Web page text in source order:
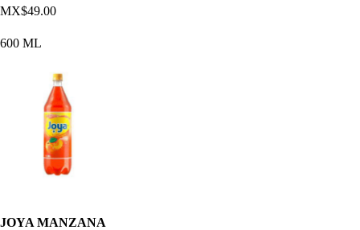
MX$49.00
600 ML
JOYA MANZANA